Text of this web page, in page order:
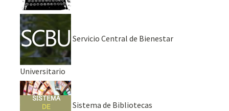
Servicio Central de Bienestar
Universitario
Sistema de Bibliotecas